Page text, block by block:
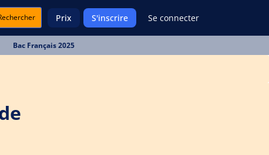
Prix S'inscrire Se connecter
Bac Français 2025